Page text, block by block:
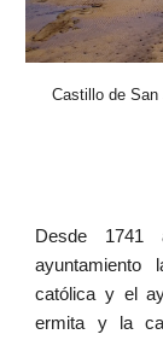
Castillo de
Desde 1741
ayuntamiento
católica y el
ermita y la